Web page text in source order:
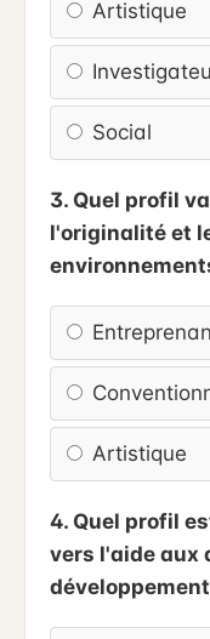
Artistique
Social
3. Quel profil
l'originalité et
Artistique
4. Quel profil
vers l'aide aux